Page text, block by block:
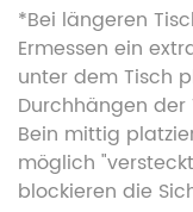
*Bei längeren
Ermessen ein
unter dem Tisch
Durchhängen der
Bein mittig
möglich
blockieren die